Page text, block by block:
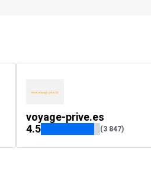
voyage-prive.es
4.5
(3 847)